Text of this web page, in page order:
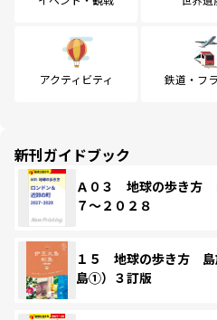
アクティビティ 鉄道・フ
新刊ガイドブック
Ａ０３ 地球の歩き方
７～２０２８
１５ 地球の歩き方
島①）３訂版